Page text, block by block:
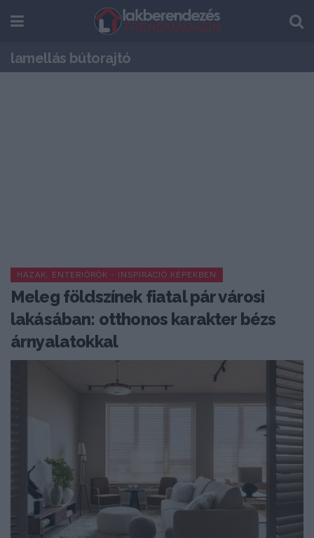
lamellás bútorajtó
HÁZAK, ENTERIŐRÖK - INSPIRÁCIÓ KÉPEKBEN
Meleg földszínek fiatal pár városi
lakásában: otthonos karakter bézs
árnyalatokkal